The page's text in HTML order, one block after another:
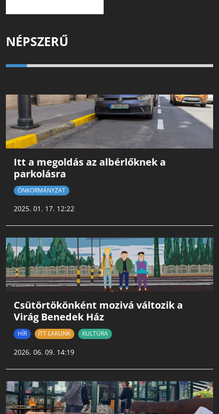
NÉPSZERŰ
Itt a megoldás az albérlőknek a
parkolásra
ÖNKORMÁNYZAT
2025. 01. 17. 12:22
Csütörtökönként mozivá változik a
Virág Benedek Ház
HÍR ITT LAKUNK KULTÚRA
2026. 06. 09. 14:19